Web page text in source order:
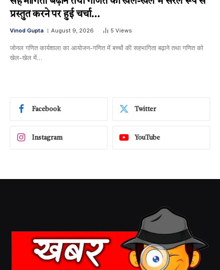
प्रस्तुत करने पर हुई चर्चा…
Vinod Gupta August 9, 2026 5 Views
जोनल गणित कार्यशाला का आयोजन-गणित में बच्चों की सहभागिता बढ़ाने तथा गणित को
खेल-खेल में…
Facebook Twitter
Instagram YouTube